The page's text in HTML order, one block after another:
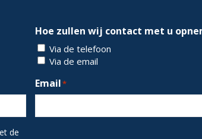
Hoe zullen wij contact met u
Via de telefoon
Via de email
Email*
de